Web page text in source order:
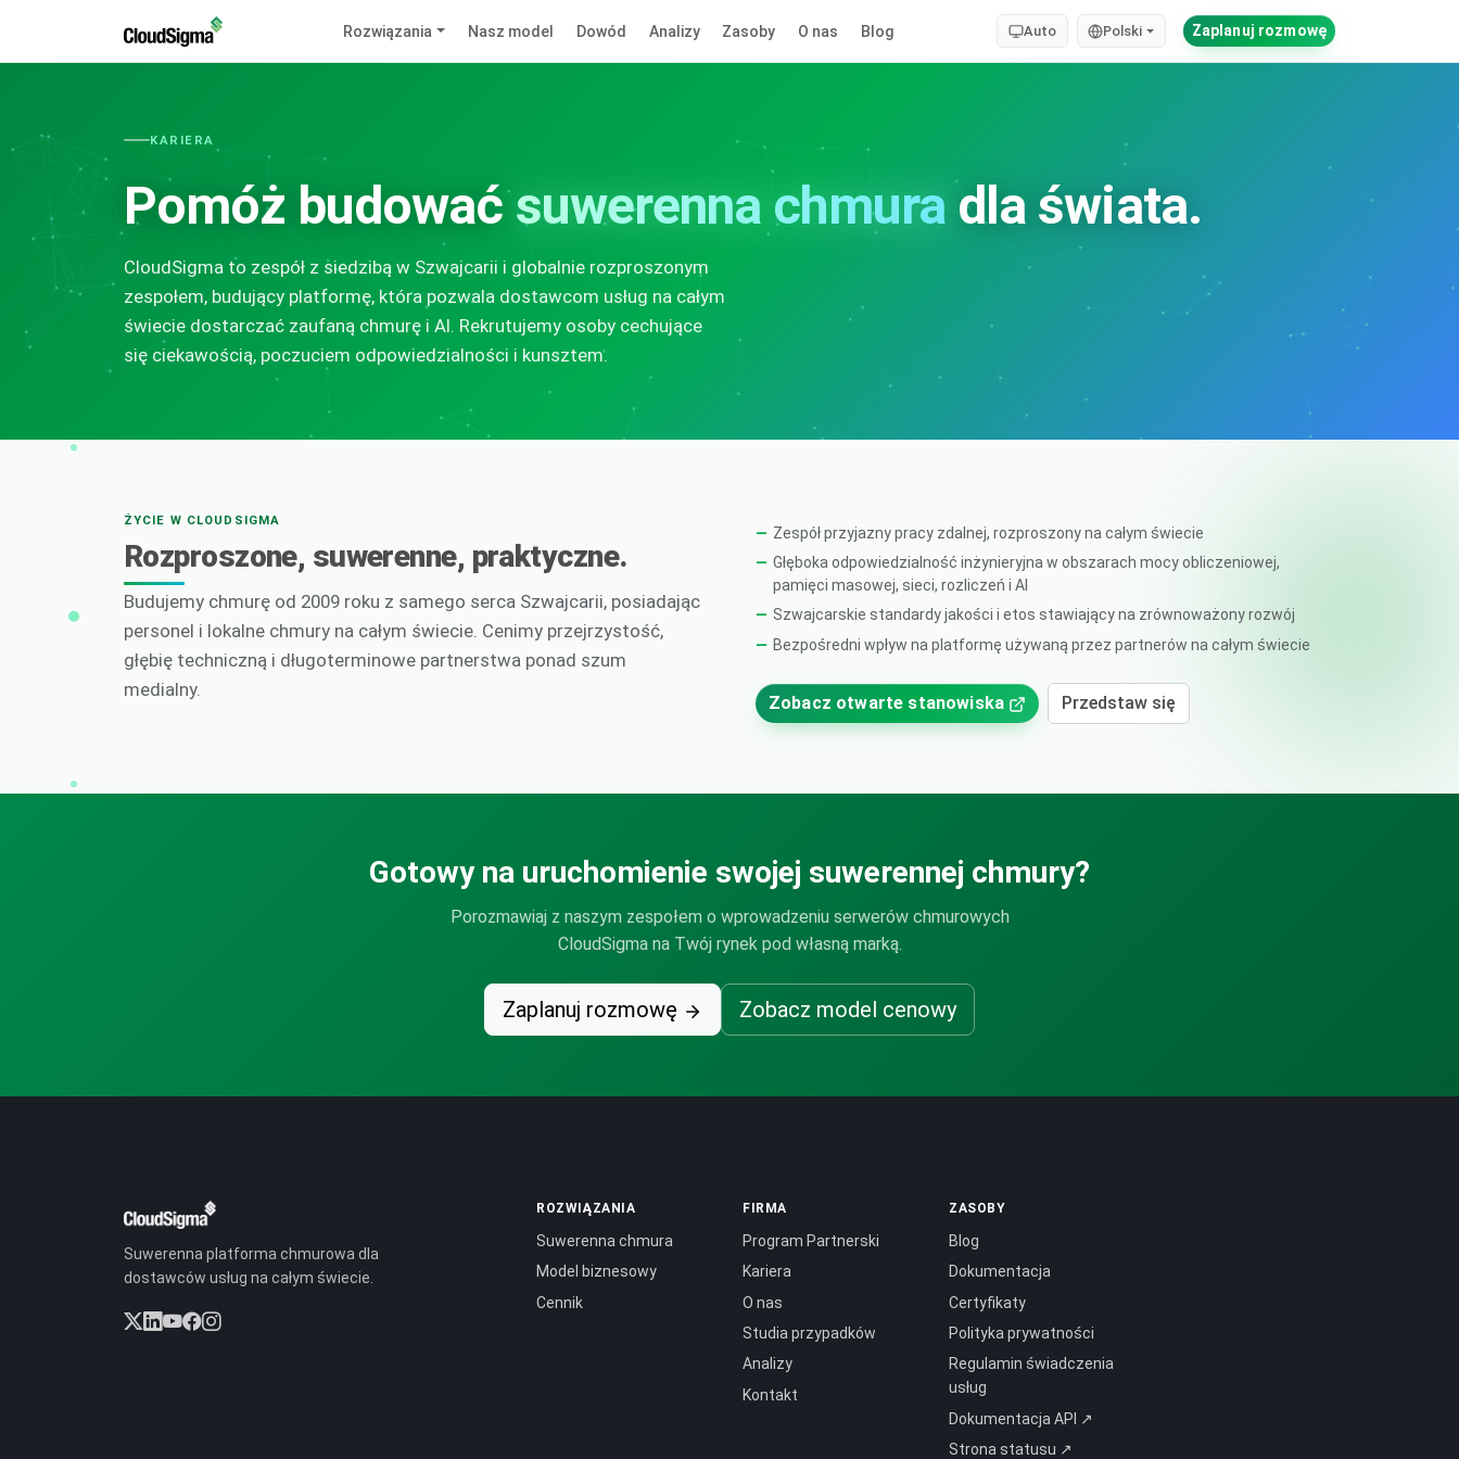
Rozwiązania Nasz model Dowód Analizy Zasoby O nas Blog Auto Polski Zaplanuj rozmowę
KARIERA
Pomóż budowaćsuwerenna chmura dla świata.
CloudSigma to zespół z siedzibą w Szwajcarii i globalnie rozproszonym
zespołem, budujący platformę, która pozwala dostawcom usług na całym
świecie dostarczać zaufaną chmurę i AI. Rekrutujemy osoby cechujące
się ciekawością, poczuciem odpowiedzialności i kunsztem.
ŻYCIE W CLOUDSIGMA
Rozproszone, suwerenne, praktyczne.
Budujemy chmurę od 2009 roku z samego serca Szwajcarii, posiadając
personel i lokalne chmury na całym świecie. Cenimy przejrzystość,
głębię techniczną i długoterminowe partnerstwa ponad szum
medialny.
Zespół przyjazny pracy zdalnej, rozproszony na całym świecie
Głęboka odpowiedzialność inżynieryjna w obszarach mocy obliczeniowej,
pamięci masowej, sieci, rozliczeń i AI
Szwajcarskie standardy jakości i etos stawiający na zrównoważony rozwój
Bezpośredni wpływ na platformę używaną przez partnerów na całym świecie
Zobacz otwarte stanowiska Przedstaw się
Gotowy na uruchomienie swojej suwerennej chmury?
Porozmawiaj z naszym zespołem o wprowadzeniu serwerów chmurowych
CloudSigma na Twój rynek pod własną marką.
Zaplanuj rozmowę Zobacz model cenowy
Suwerenna platforma chmurowa dla
dostawców usług na całym świecie.
ROZWIĄZANIA
Suwerenna chmura
Model biznesowy
Cennik
FIRMA
Program Partnerski
Kariera
O nas
Studia przypadków
Analizy
Kontakt
ZASOBY
Blog
Dokumentacja
Certyfikaty
Polityka prywatności
Regulamin świadczenia
usług
Dokumentacja API ↗
Strona statusu ↗